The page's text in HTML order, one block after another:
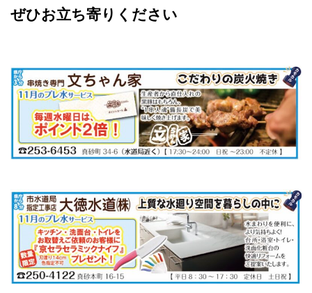
ぜひお立ち寄りください